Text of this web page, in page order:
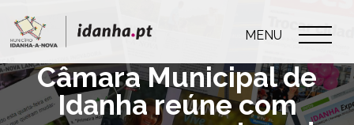
MENU
Câmara Municipal de
Idanha reúne com